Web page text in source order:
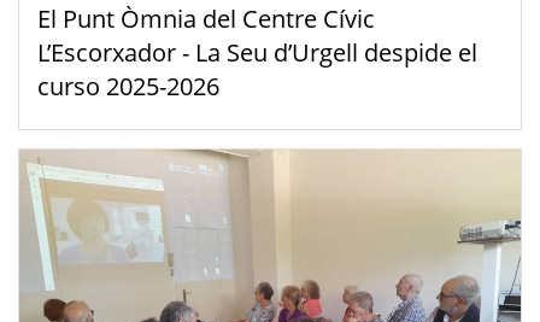
El Punt Òmnia del Centre Cívic
L’Escorxador - La Seu d’Urgell despide el
curso 2025-2026